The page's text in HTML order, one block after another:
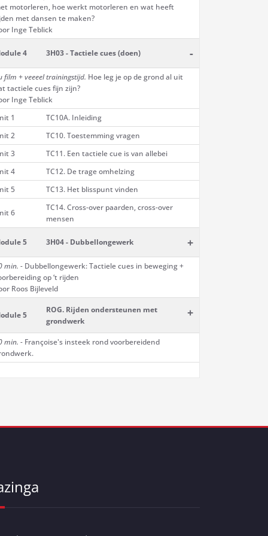
motorleren, hoe werkt motorleren en wat heeft
met dansen te maken?
Inge Teblick
4 3H03 - Tactiele cues (doen) -
film + veeeel trainingstijd. Hoe leg je op de grond al uit
tactiele cues fijn zijn?
Inge Teblick
1
TC10A. Inleiding
2
TC10. Toestemming vragen
3
TC11. Een tactiele cue is van allebei
4
TC12. De trage omhelzing
5
TC13. Het blisspunt vinden
6
TC14. Cross-over paarden, cross-over
mensen
5 3H04 - Dubbellongewerk +
min. - Dubbellongewerk: Tactiele cues in beweging +
op ‘t rijden
Roos Bijleveld
5
ROG. Rijden ondersteunen met
grondwerk
+
min. - Françoise's insteek rond voorbereidend